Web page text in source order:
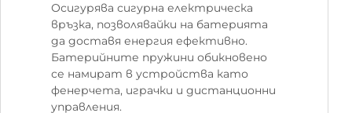
Осигурява сигурна електрическа
връзка, позволявайки на батерията
да доставя енергия ефективно.
Батерийните пружини обикновено
се намират в устройства като
фенерчета, играчки и дистанционни
управления.